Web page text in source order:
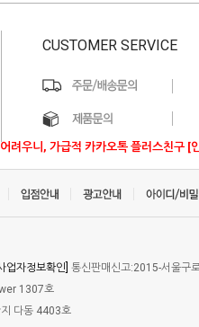
려우니, 가급적 카카오톡 플러스친구 [
CUSTOMER SERVICE
업자정보확인] 통신판매신고:2015-서울구
1307호
다동 4403호